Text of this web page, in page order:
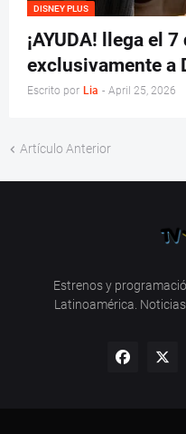
DISNEY PLUS
¡AYUDA! llega el
exclusivamente a
Escrito por Lia - April 25, 2026
Artículo Anterior
Estrenos y
Latinoamérica.